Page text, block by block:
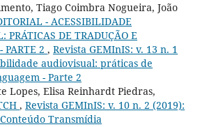
Tiago Coimbra Nogueira, João
- ACESSIBILIDADE
PRÁTICAS DE TRADUÇÃO E
PARTE 2 , Revista GEMInIS: v. 13 n. 1
audiovisual: práticas de
- Parte 2
Lopes, Elisa Reinhardt Piedras,
, Revista GEMInIS: v. 10 n. 2 (2019):
Transmídia